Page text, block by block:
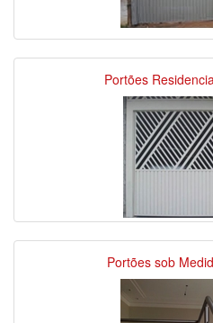
Portões
Portões sob